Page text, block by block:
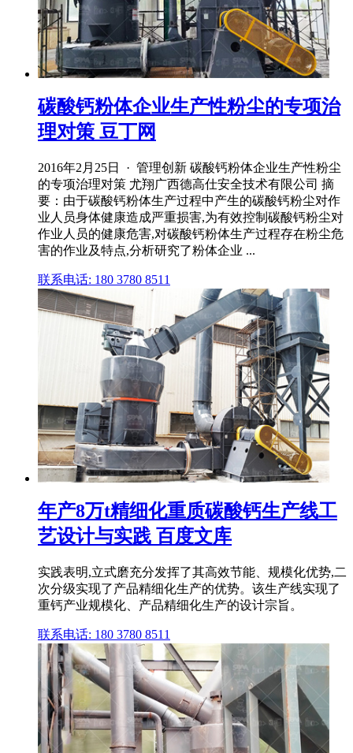
碳酸钙粉体企业生产性粉尘的专项治
理对策 豆丁网
2016年2月25日 · 管理创新 碳酸钙粉体企业生产性粉尘
的专项治理对策 尤翔广西德高仕安全技术有限公司 摘
要：由于碳酸钙粉体生产过程中产生的碳酸钙粉尘对作
业人员身体健康造成严重损害,为有效控制碳酸钙粉尘对
作业人员的健康危害,对碳酸钙粉体生产过程存在粉尘危
害的作业及特点,分析研究了粉体企业 ...
联系电话: 180 3780 8511
年产8万t精细化重质碳酸钙生产线工
艺设计与实践 百度文库
实践表明,立式磨充分发挥了其高效节能、规模化优势,二
次分级实现了产品精细化生产的优势。该生产线实现了
重钙产业规模化、产品精细化生产的设计宗旨。
联系电话: 180 3780 8511